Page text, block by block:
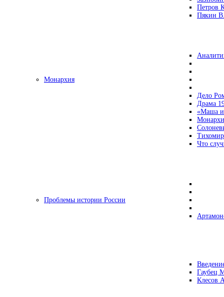
Петров
Пякин
Монархия
Дело
Драма
«Маша и
Что
Проблемы истории России
Гаубец
Клесов